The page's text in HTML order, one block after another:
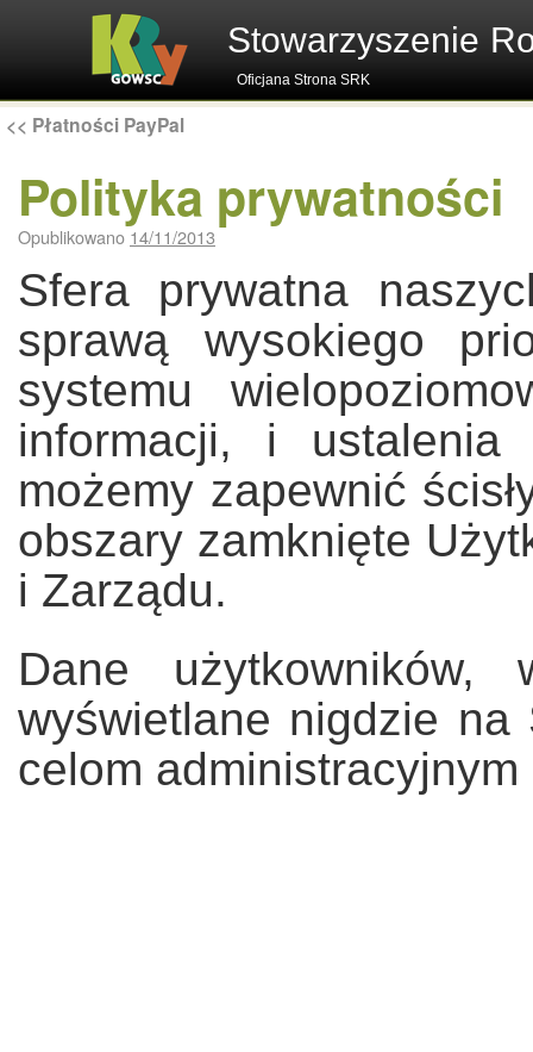
Stowarzyszenie
Oficjana Strona SRK
<< Płatności PayPal
Polityka prywatności
Opublikowano 14/11/2013
Sfera prywatna
sprawą wysokiego
systemu
informacji, i ustalenia
możemy zapewnić
obszary zamknięte
i Zarządu.
Dane
wyświetlane nigdzie na
celom